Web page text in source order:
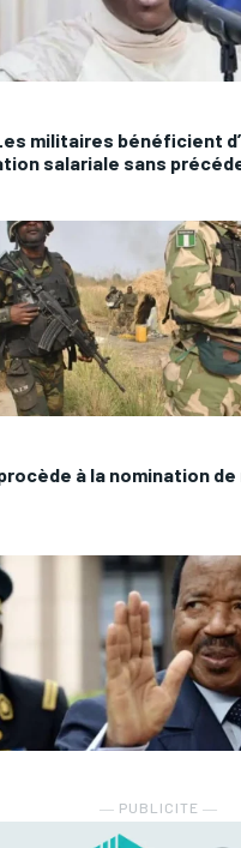
militaires bénéficient
salariale sans
à la nomination
― PUBLICITE ―